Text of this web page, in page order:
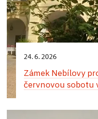
24. 6. 2026
Zámek Nebílovy
červnovou sobotu